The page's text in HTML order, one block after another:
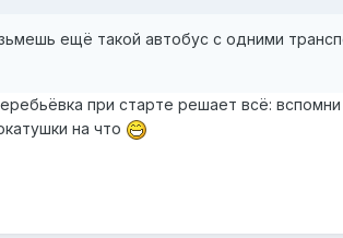
ещё такой автобус с одними
при старте решает всё: вспомни
на что